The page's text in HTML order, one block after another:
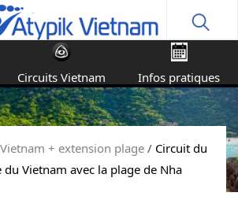
Circuits Vietnam Infos pratiques
+ extension plage/ Circuit du
du Vietnam avec la plage de Nha